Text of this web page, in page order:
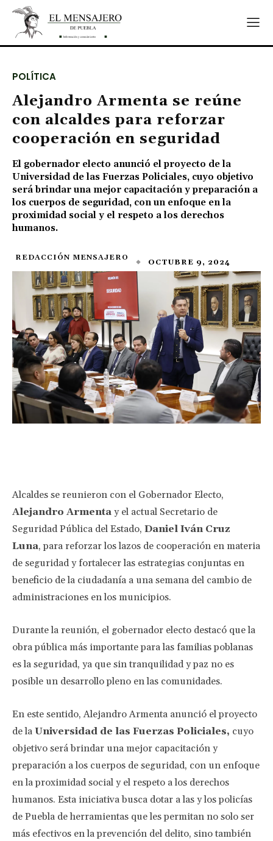
POLÍTICA
Alejandro Armenta se reúne
con alcaldes para reforzar
cooperación en seguridad
El gobernador electo anunció el proyecto de la
Universidad de las Fuerzas Policiales, cuyo objetivo
será brindar una mejor capacitación y preparación a
los cuerpos de seguridad, con un enfoque en la
proximidad social y el respeto a los derechos
humanos.
REDACCIÓN MENSAJERO OCTUBRE 9, 2024
Alcaldes se reunieron con el Gobernador Electo,
Alejandro Armenta y el actual Secretario de
Seguridad Pública del Estado, Daniel Iván Cruz
Luna, para reforzar los lazos de cooperación en materia
de seguridad y fortalecer las estrategias conjuntas en
beneficio de la ciudadanía a una semana del cambio de
administraciones en los municipios.
Durante la reunión, el gobernador electo destacó que la
obra pública más importante para las familias poblanas
es la seguridad, ya que sin tranquilidad y paz no es
posible un desarrollo pleno en las comunidades.
En este sentido, Alejandro Armenta anunció el proyecto
de la Universidad de las Fuerzas Policiales, cuyo
objetivo será brindar una mejor capacitación y
preparación a los cuerpos de seguridad, con un enfoque
en la proximidad social y el respeto a los derechos
humanos. Esta iniciativa busca dotar a las y los policías
de Puebla de herramientas que les permitan no solo ser
más efectivos en la prevención del delito, sino también